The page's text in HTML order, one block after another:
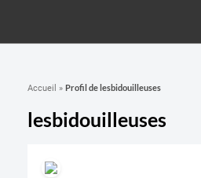
Accueil » Profil de lesbidouilleuses
lesbidouilleuses